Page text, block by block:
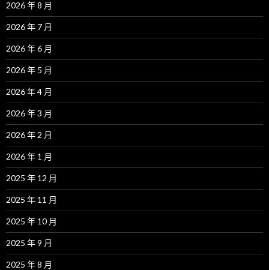
2026 年 8 月
2026 年 7 月
2026 年 6 月
2026 年 5 月
2026 年 4 月
2026 年 3 月
2026 年 2 月
2026 年 1 月
2025 年 12 月
2025 年 11 月
2025 年 10 月
2025 年 9 月
2025 年 8 月